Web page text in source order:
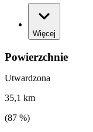
Więcej
Powierzchnie
Utwardzona
35,1 km
(87 %)